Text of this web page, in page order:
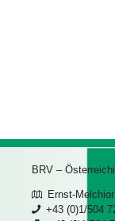
BRV –
Ernst-
+43 (0)1/504